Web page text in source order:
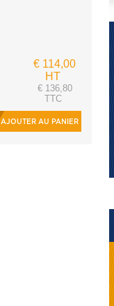
€ 114,00
HT
€ 136,80
TTC
AJOUTER AU PANIER